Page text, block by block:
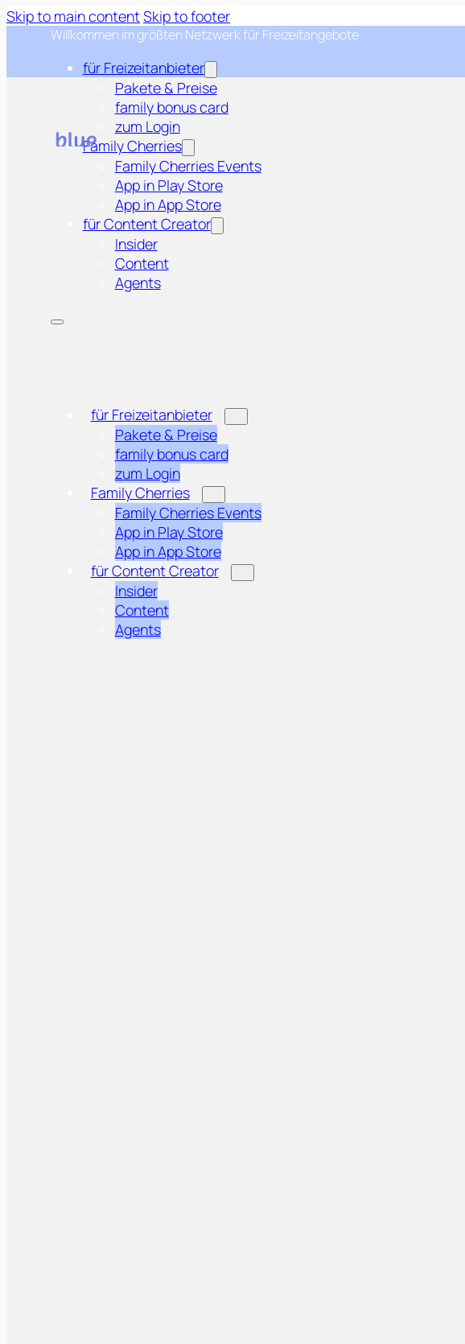
Skip to main contentSkip to footer
Willkommen im größten Netzwerk für Freizeitangebote
für Freizeitanbieter
Pakete & Preise
family bonus card
zum Login
Family Cherries
Family Cherries Events
App in Play Store
App in App Store
für Content Creator
Insider
Content
Agents
für Freizeitanbieter
Pakete & Preise
family bonus card
zum Login
Family Cherries
Family Cherries Events
App in Play Store
App in App Store
für Content Creator
Insider
Content
Agents